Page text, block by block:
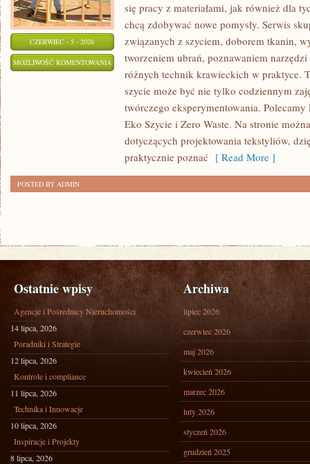
CZERWIEC - 5 - 2026
MOŻLIWOŚĆ KOMENTOWANIA NAPRAWY
PRZERÓBKI
się pracy z materiałami, jak również dla
chcą zdobywać nowe pomysły. Serwis
związanych z szyciem, doborem tkanin,
tworzeniem ubrań, poznawaniem
różnych technik krawieckich w praktyce.
szycie może być nie tylko codziennym
twórczego eksperymentowania.
Eko Szycie i Zero Waste. Na stronie
dotyczących projektowania tekstyliów,
praktycznie poznać [ Read More ]
POSTED BY ADMIN
Ostatnie wpisy
Agencje i Pośrednicy Nieruchomości
14 lipca, 2026
Poradniki i Strategie
12 lipca, 2026
Kontrole i compliance
11 lipca, 2026
Technika i Innowacje
10 lipca, 2026
Inspiracje i Projekty
8 lipca, 2026
Archiwa
lipiec 2026
czerwiec 2026
maj 2026
kwiecień 2026
marzec 2026
luty 2026
styczeń 2026
grudzień 2025